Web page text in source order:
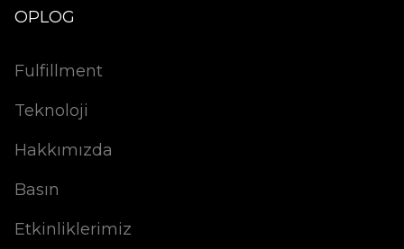
OPLOG
Fulfillment
Teknoloji
Hakkımızda
Basın
Etkinliklerimiz